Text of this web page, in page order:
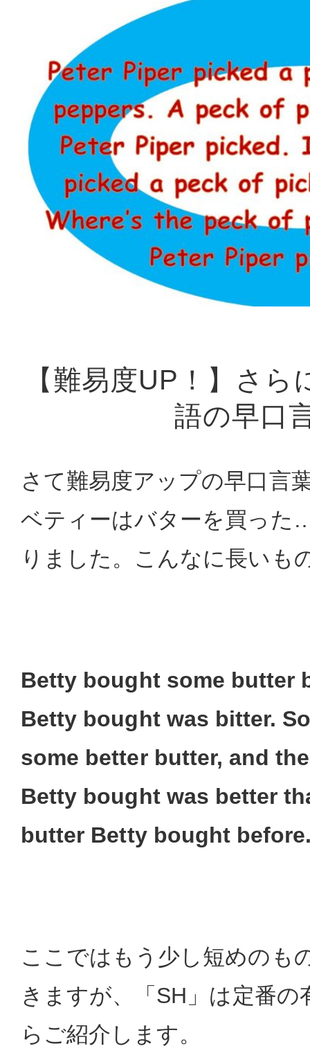
【難易度UP！】さ
語の早口
さて難易度アップの早口言
ベティーはバターを買っ
りました。こんなに長いも
Betty bought some butter
Betty bought was bitter.
some better butter, and
Betty bought was better
butter Betty bought
ここではもう少し短めのも
きますが、「SH」は定番の
らご紹介します。